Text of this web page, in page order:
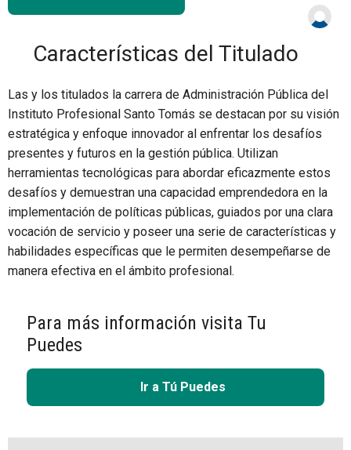
Características del Titulado
Las y los titulados la carrera de Administración Pública del
Instituto Profesional Santo Tomás se destacan por su visión
estratégica y enfoque innovador al enfrentar los desafíos
presentes y futuros en la gestión pública. Utilizan
herramientas tecnológicas para abordar eficazmente estos
desafíos y demuestran una capacidad emprendedora en la
implementación de políticas públicas, guiados por una clara
vocación de servicio y poseer una serie de características y
habilidades específicas que le permiten desempeñarse de
manera efectiva en el ámbito profesional.
Para más información visita Tu
Puedes
Ir a Tú Puedes